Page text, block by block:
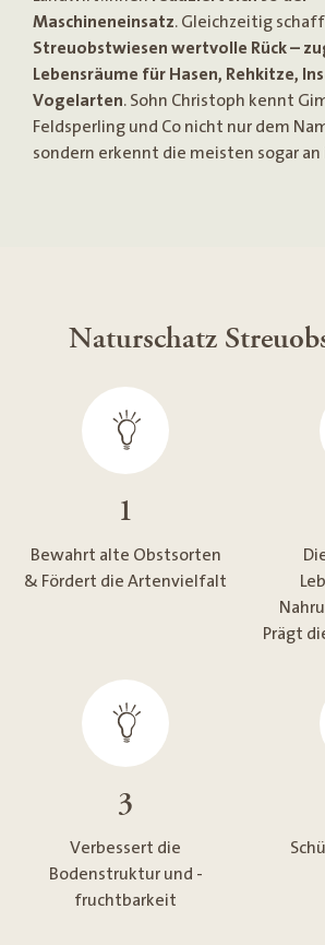
Maschineneinsatz. Gleichzeitig
Streuobstwiesen wertvolle Rück –
Lebensräume für Hasen, Rehkitze,
Vogelarten. Sohn Christoph kennt
Feldsperling und Co nicht nur dem
sondern erkennt die meisten sogar an
Naturschatz
1
Bewahrt alte Obstsorten
& Fördert die Artenvielfalt
Prägt
3
Verbessert die
Bodenstruktur und -
fruchtbarkeit